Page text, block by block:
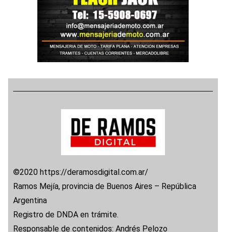
©2020 https://deramosdigital.com.ar/
Ramos Mejía, provincia de Buenos Aires – República
Argentina
Registro de DNDA en trámite.
Responsable de contenidos: Andrés Pelozo